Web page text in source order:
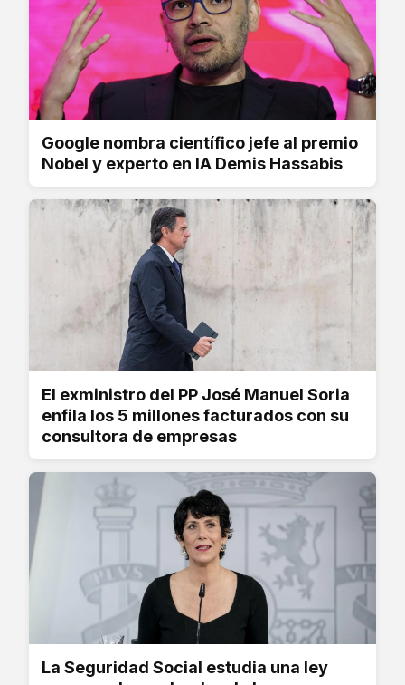
Google nombra científico jefe al premio
Nobel y experto en IA Demis Hassabis
El exministro del PP José Manuel Soria
enfila los 5 millones facturados con su
consultora de empresas
La Seguridad Social estudia una ley